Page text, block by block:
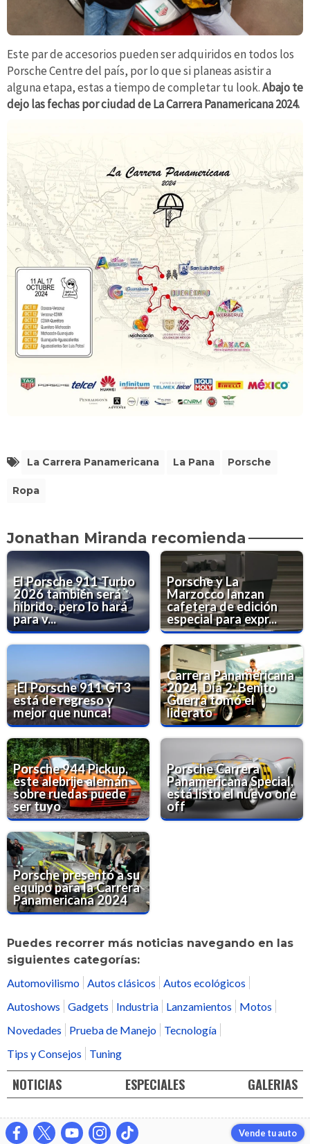
Este par de accesorios pueden ser adquiridos en todos los
Porsche Centre del país, por lo que si planeas asistir a
alguna etapa, estas a tiempo de completar tu look.Abajo te
dejo las fechas por ciudad de La Carrera Panamericana 2024.
La Carrera Panamericana La Pana Porsche
Ropa
Jonathan Miranda recomienda
El Porsche 911 Turbo
2026 también será
híbrido, pero lo hará
para v...
Porsche y La
Marzocco lanzan
cafetera de edición
especial para expr...
¡El Porsche 911 GT3
está de regreso y
mejor que nunca!
Carrera Panamericana
2024, Día 2: Benito
Guerra tomó el
liderato
Porsche 944 Pickup,
este alebrije alemán
sobre ruedas puede
ser tuyo
Porsche Carrera
Panamericana Special,
está listo el nuevo one
off
Porsche presentó a su
equipo para la Carrera
Panamericana 2024
Puedes recorrer más noticias navegando en las
siguientes categorías:
Automovilismo Autos clásicos
Autos ecológicos
Autoshows
Gadgets Industria Lanzamientos
Motos
Novedades
Prueba de Manejo
Tecnología
Tips y Consejos
Tuning
NOTICIAS ESPECIALES GALERIAS
Vende tu auto